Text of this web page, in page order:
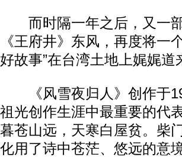
而时隔一年之后，又一部
《王府井》东风，再度将一
好故事”在台湾土地上娓娓道
《风雪夜归人》创作于
祖光创作生涯中最重要的代
暮苍山远，天寒白屋贫。柴
化用了诗中苍茫、悠远的意